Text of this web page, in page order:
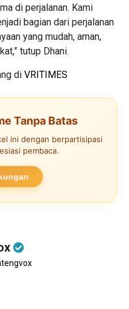
di perjalanan. Kami
bagian dari perjalanan
yang mudah, aman,
tutup Dhani.
di VRITIMES
Tanpa Batas
ini dengan berpartisipasi
pembaca.